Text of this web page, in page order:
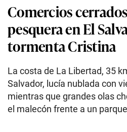
Comercios
pesquera en El
tormenta Cristina
La costa de La Libertad, 35
Salvador, lucía nublada con
mientras que grandes olas
el malecón frente a un